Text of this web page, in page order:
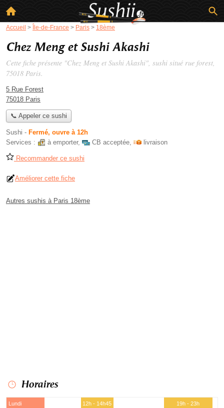
Accueil > Île-de-France > Paris > 18ème
Chez Meng et Sushi Akashi
Cette fiche présente "Chez Meng et Sushi Akashi", sushi situé rue forest,
75018 Paris.
5 Rue Forest
75018 Paris
📞 Appeler ce sushi
Sushi - Fermé, ouvre à 12h
Services :
à emporter, CB acceptée, livraison
Recommander ce sushi
Améliorer cette fiche
Autres sushis à Paris 18ème
Horaires
Lundi 12h - 14h45
19h - 23h